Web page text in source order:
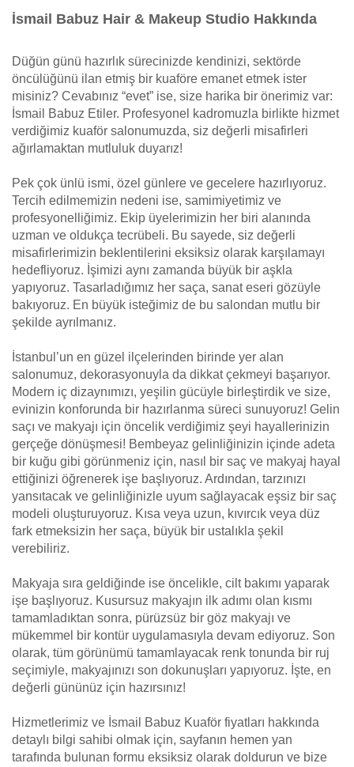
İsmail Babuz Hair & Makeup Studio Hakkında
Düğün günü hazırlık sürecinizde kendinizi, sektörde
öncülüğünü ilan etmiş bir kuaföre emanet etmek ister
misiniz? Cevabınız “evet” ise, size harika bir önerimiz var:
İsmail Babuz Etiler. Profesyonel kadromuzla birlikte hizmet
verdiğimiz kuaför salonumuzda, siz değerli misafirleri
ağırlamaktan mutluluk duyarız!
Pek çok ünlü ismi, özel günlere ve gecelere hazırlıyoruz.
Tercih edilmemizin nedeni ise, samimiyetimiz ve
profesyonelliğimiz. Ekip üyelerimizin her biri alanında
uzman ve oldukça tecrübeli. Bu sayede, siz değerli
misafirlerimizin beklentilerini eksiksiz olarak karşılamayı
hedefliyoruz. İşimizi aynı zamanda büyük bir aşkla
yapıyoruz. Tasarladığımız her saça, sanat eseri gözüyle
bakıyoruz. En büyük isteğimiz de bu salondan mutlu bir
şekilde ayrılmanız.
İstanbul’un en güzel ilçelerinden birinde yer alan
salonumuz, dekorasyonuyla da dikkat çekmeyi başarıyor.
Modern iç dizaynımızı, yeşilin gücüyle birleştirdik ve size,
evinizin konforunda bir hazırlanma süreci sunuyoruz! Gelin
saçı ve makyajı için öncelik verdiğimiz şeyi hayallerinizin
gerçeğe dönüşmesi! Bembeyaz gelinliğinizin içinde adeta
bir kuğu gibi görünmeniz için, nasıl bir saç ve makyaj hayal
ettiğinizi öğrenerek işe başlıyoruz. Ardından, tarzınızı
yansıtacak ve gelinliğinizle uyum sağlayacak eşsiz bir saç
modeli oluşturuyoruz. Kısa veya uzun, kıvırcık veya düz
fark etmeksizin her saça, büyük bir ustalıkla şekil
verebiliriz.
Makyaja sıra geldiğinde ise öncelikle, cilt bakımı yaparak
işe başlıyoruz. Kusursuz makyajın ilk adımı olan kısmı
tamamladıktan sonra, pürüzsüz bir göz makyajı ve
mükemmel bir kontür uygulamasıyla devam ediyoruz. Son
olarak, tüm görünümü tamamlayacak renk tonunda bir ruj
seçimiyle, makyajınızı son dokunuşları yapıyoruz. İşte, en
değerli gününüz için hazırsınız!
Hizmetlerimiz ve İsmail Babuz Kuaför fiyatları hakkında
detaylı bilgi sahibi olmak için, sayfanın hemen yan
tarafında bulunan formu eksiksiz olarak doldurun ve bize